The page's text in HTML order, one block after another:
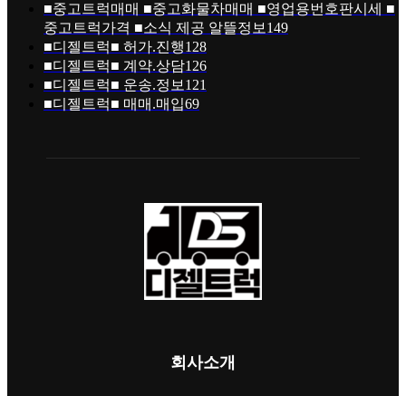
■중고트럭매매 ■중고화물차매매 ■영업용번호판시세 ■
중고트럭가격 ■소식 제공 알뜰정보 149
■디젤트럭■ 허가.진행128
■디젤트럭■ 계약.상담126
■디젤트럭■ 운송.정보 121
■디젤트럭■ 매매.매입69
회사소개